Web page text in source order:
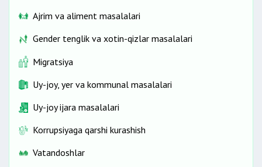
Ajrim va aliment masalalari
Gender tenglik va xotin-qizlar masalalari
Migratsiya
Uy-joy, yer va kommunal masalalari
Uy-joy ijara masalalari
Korrupsiyaga qarshi kurashish
Vatandoshlar